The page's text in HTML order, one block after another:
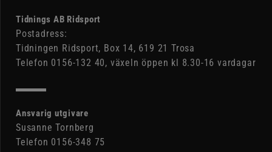
Tidnings AB Ridsport
Postadress:
Tidningen Ridsport, Box 14, 619 21 Trosa
Telefon 0156-132 40, växeln öppen kl 8.30-16 vardagar
Ansvarig utgivare
Susanne Tornberg
Telefon 0156-348 75